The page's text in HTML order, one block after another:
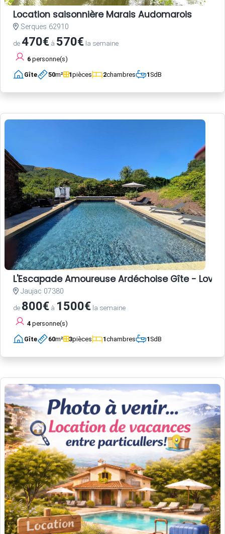
Location saisonnière Marais Audomarois
Serques 62910
de470€ à 570€ la semaine
6 personne(s)
Gîte 50m² 1pièces 2chambres 1SdB
L'Escapade Amoureuse Ardéchoise Gîte -
Jaujac 07380
de 800€ à 1500€ la semaine
4 personne(s)
Gîte 60m² 3pièces 1chambres 1SdB